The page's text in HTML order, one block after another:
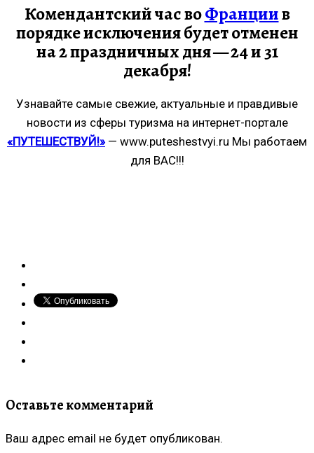
Комендантский час воФранциив
порядке исключения будет отменен
на 2 праздничных дня — 24 и 31
декабря!
Узнавайте самые свежие, актуальные и правдивые
новости из сферы туризма на интернет-портале
«ПУТЕШЕСТВУЙ!» — www.puteshestvyi.ru Мы работаем
для ВАС!!!
Оставьте комментарий
Ваш адрес email не будет опубликован.